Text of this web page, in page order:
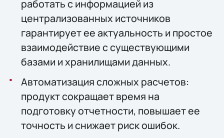
работать с информацией из
централизованных источников
гарантирует ее актуальность и простое
взаимодействие с существующими
базами и хранилищами данных.
Автоматизация сложных расчетов:
продукт сокращает время на
подготовку отчетности, повышает ее
точность и снижает риск ошибок.